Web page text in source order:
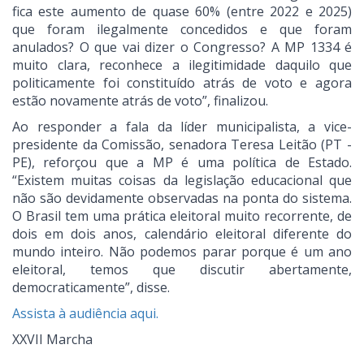
fica este aumento de quase 60% (entre 2022 e 2025)
que foram ilegalmente concedidos e que foram
anulados? O que vai dizer o Congresso? A MP 1334 é
muito clara, reconhece a ilegitimidade daquilo que
politicamente foi constituído atrás de voto e agora
estão novamente atrás de voto”, finalizou.
Ao responder a fala da líder municipalista, a vice-
presidente da Comissão, senadora Teresa Leitão (PT -
PE), reforçou que a MP é uma política de Estado.
“Existem muitas coisas da legislação educacional que
não são devidamente observadas na ponta do sistema.
O Brasil tem uma prática eleitoral muito recorrente, de
dois em dois anos, calendário eleitoral diferente do
mundo inteiro. Não podemos parar porque é um ano
eleitoral, temos que discutir abertamente,
democraticamente”, disse.
Assista à audiência aqui.
XXVII Marcha